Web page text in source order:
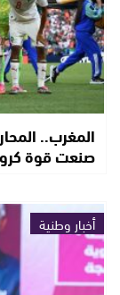
المغرب..
صنعت قوة
أخبار وطنية